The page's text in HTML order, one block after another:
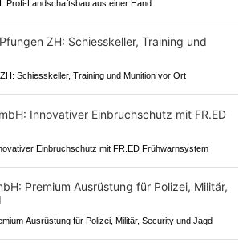
Profi-Landschaftsbau aus einer Hand
Schiesskeller, Training und Munition vor Ort
Einbruchschutz mit FR.ED Frühwarnsystem
Ausrüstung für Polizei, Militär, Security und Jagd